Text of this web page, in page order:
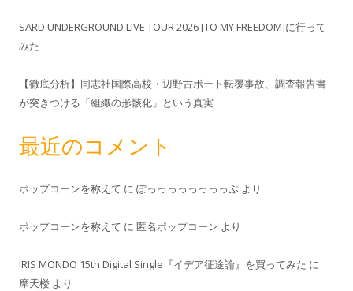
SARD UNDERGROUND LIVE TOUR 2026 [TO MY FREEDOM]に行って
みた
【徹底分析】同志社国際高校・辺野古ボート転覆事故、調査報告書
が突きつける「組織の形骸化」という真実
最近のコメント
ポップコーンを称えて に ぽっっっっっっっっぷ より
ポップコーンを称えて に 匿名ポップコーン より
IRIS MONDO 15th Digital Single『イデア征途論』を買ってみた に
摩天楼 より